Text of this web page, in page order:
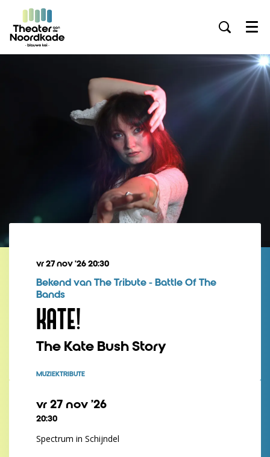
Menu
KATE!
The Kate Bush Story
Bekend van The Tribute - Battle Of The
Bands
vr 27 nov ’2620:30
MUZIEKTRIBUTE
vr 27 nov ’26
20:30
Spectrum in Schijndel